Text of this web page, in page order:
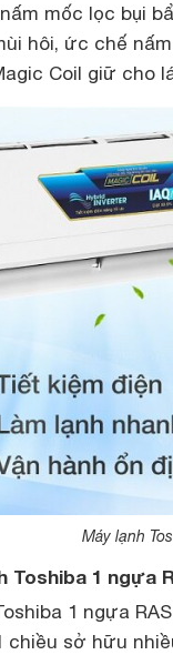
mốc lọc bụi
hôi, ức chế
Coil giữ cho
Máy lạnh
Toshiba 1 ngựa
1 ngựa
chiều sở hữu